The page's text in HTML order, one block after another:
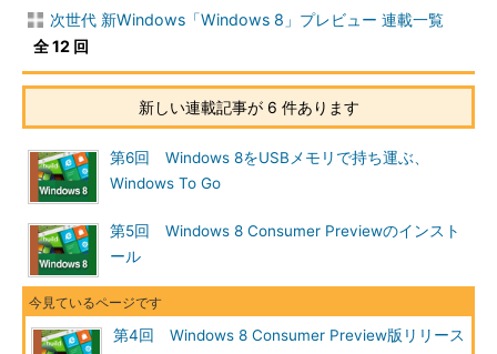
Windows 8 Consumer Preview ISO イメージのダウンロー
ド・ページ
されている)
Visual Studio 11 Beta のダウンロード・サイト
なおWindows Server 8のBeta版も同時にリリースされてい
る。
Windows Server "8" Beta （TechNet Evaluation Center）
Windows 8 CP版のインストール要件については以下のサイト
や上記のダウンロード・ページを参考にしていただきたい。もっ
とも、Windows 7が利用できる環境なら問題なくWindows 8 CP
次世代 新Windows「Windows 8」プレビュー 連載一覧
全 12 回
新しい連載記事が 6 件あります
第6回 Windows 8をUSBメモリで持ち運ぶ、
Windows To Go
第5回 Windows 8 Consumer Previewのインスト
ール
第4回 Windows 8 Consumer Preview版リリース